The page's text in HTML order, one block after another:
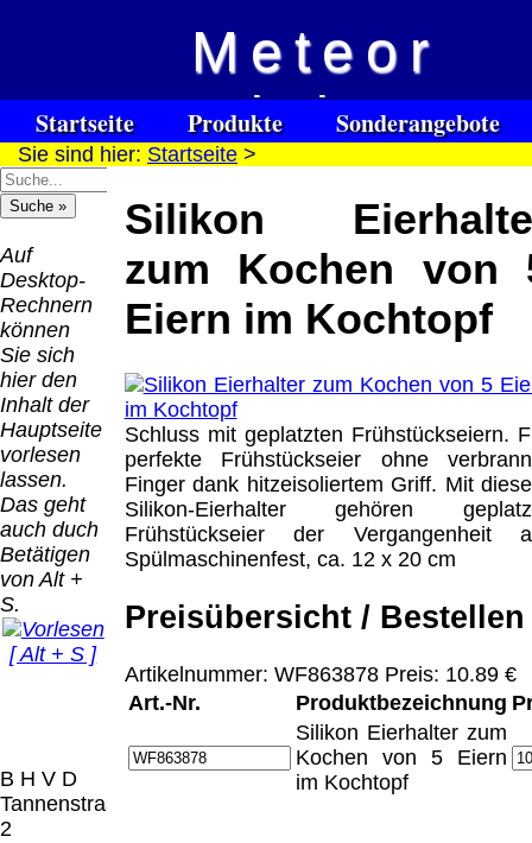
Meteor
Vision
Spezialuhrenspecial
watches
/ deafblind / sourdes et aveugles
Startseite Produkte
Sonderangebote
Kontakt
Impressum
Links
Hilfsmittel
Warenkorb
Sie sind hier: Startseite >
Auf
Desktop-
Rechnern
können
Sie sich
hier den
Inhalt der
Hauptseite
vorlesen
lassen.
Das geht
auch duch
Betätigen
von Alt +
S.
[ Alt + S ]
B H V D
Tannenstrasse
2
Silikon
zum Kochen von
Eiern im Kochtopf
Schluss mit geplatzten Frühstückseiern.
perfekte Frühstückseier ohne
Finger dank hitzeisoliertem Griff. Mit
Silikon-Eierhalter gehören
Frühstückseier der Vergangenheit
Spülmaschinenfest, ca. 12 x 20 cm
Preisübersicht / Bestellen
Artikelnummer: WF863878 Preis: 10.89 €
Art.-Nr.
Produktbezeichnung
Silikon Eierhalter zum
Kochen von 5 Eiern
im Kochtopf
QR
Code:
Versandkosten DHL
Standard bis 5kg
Deutschland
8.95 €
Deutschland
Vorkasse: 6.95
€
Deutschland
PayPal: 6.95 €
Schweiz)
Vorkasse:
20.00 €
EU (inkl.
Schweiz)
PayPal: 20.00
€
Der Versand erfolgt
als versichertes
Paket.
Selbstabholung
vom Büro oder
Ausstellungen:
0.00 €
Software
Download only
Deutschland
0.00 €
Deutschland
PayPal:
0.00 €
EU (inkl.
Schweiz)
0.00 €
Schweiz)
PayPal:
0.00 €
Bei dieser
Versandart
Email z.B. einen
Lizenzschlüssel
Rechnung /
Lieferschein. Sie
erhalten also
keinen
Datenträger.
2026
Wir
[ 4361 ]